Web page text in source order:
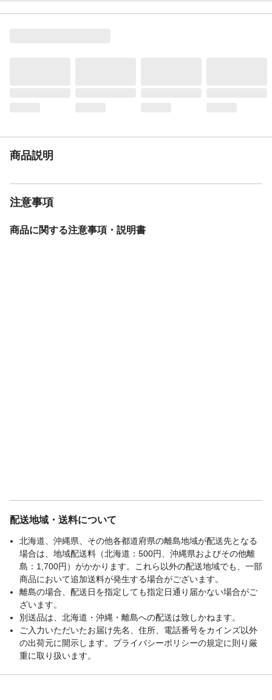
重さ
305.000G
商品説明
注意事項
商品に関する注意事項・説明書
配送地域・送料について
北海道、沖縄県、その他各都道府県の離島地域が配送先となる
場合は、地域配送料（北海道：500円、沖縄県およびその他離
島：1,700円）がかかります。これら以外の配送地域でも、一部
商品において追加送料が発生する場合がございます。
離島の場合、配送日を指定しても指定日通り届かない場合がご
ざいます。
別送品は、北海道・沖縄・離島への配送は致しかねます。
ご入力いただいたお届け先名、住所、電話番号をカインズ以外
の出荷元に開示します。プライバシーポリシーの規定に則り厳
重に取り扱います。